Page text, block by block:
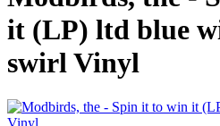
it (LP) ltd blue
swirl Vinyl